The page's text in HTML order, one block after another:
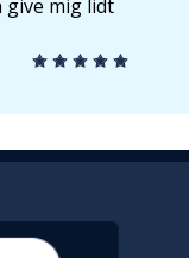
give mig lidt
dog
bør nok
vel også an